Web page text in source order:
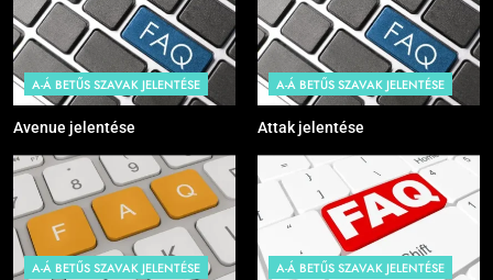
A-Á BETŰS SZAVAK JELENTÉSE
Avenue jelentése
A-Á BETŰS SZAVAK JELENTÉSE
Attak jelentése
A-Á BETŰS SZAVAK JELENTÉSE A-Á BETŰS SZAVAK JELENTÉSE